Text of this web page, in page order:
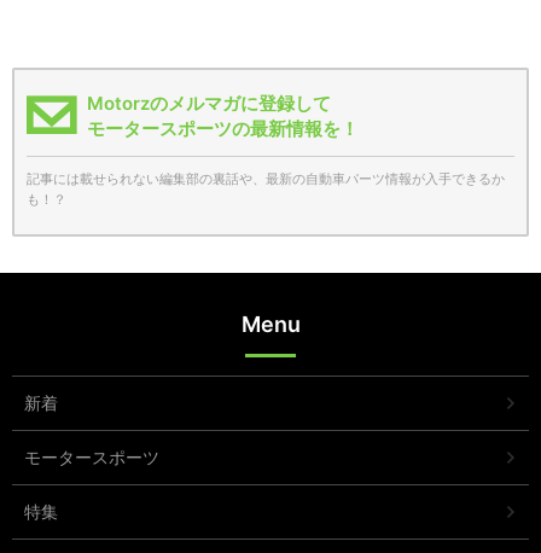
Motorzのメルマガに登録して
モータースポーツの最新情報を！
記事には載せられない編集部の裏話や、最新の自動車パーツ情報が入手できるか
も！？
Menu
新着
モータースポーツ
特集